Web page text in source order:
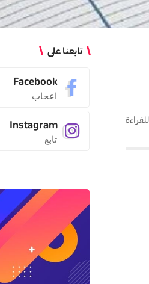
تابعنا على
Facebook
اعجاب
Instagram
تابع